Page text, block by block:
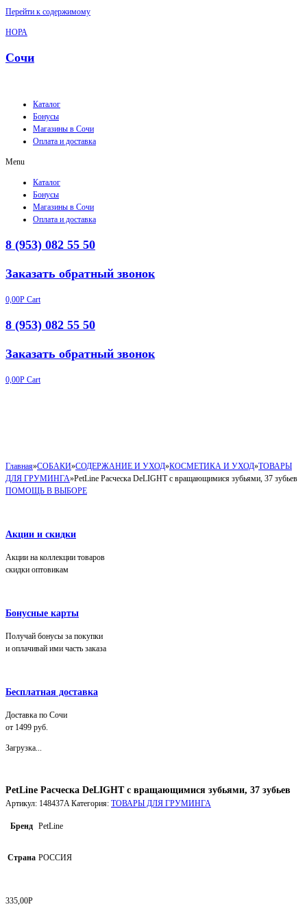
Перейти к содержимому
НОРА
Сочи
Каталог
Бонусы
Магазины в Сочи
Оплата и доставка
Menu
Каталог
Бонусы
Магазины в Сочи
Оплата и доставка
8 (953) 082 55 50
Заказать обратный звонок
0,00Р Cart
8 (953) 082 55 50
Заказать обратный звонок
0,00Р Cart
Главная»СОБАКИ»СОДЕРЖАНИЕ И УХОД»КОСМЕТИКА И УХОД»ТОВАРЫ
ДЛЯ ГРУМИНГА»PetLine Расческа DeLIGHT c вращающимися зубьями, 37 зубьев
ПОМОЩЬ В ВЫБОРЕ
Акции и скидки
Акции на коллекции товаров
скидки оптовикам
Бонусные карты
Получай бонусы за покупки
и оплачивай ими часть заказа
Бесплатная доставка
Доставка по Сочи
от 1499 руб.
Загрузка...
PetLine Расческа DeLIGHT c вращающимися зубьями, 37 зубьев
Артикул: 148437A Категория: ТОВАРЫ ДЛЯ ГРУМИНГА
Бренд PetLine
Страна РОССИЯ
335,00Р